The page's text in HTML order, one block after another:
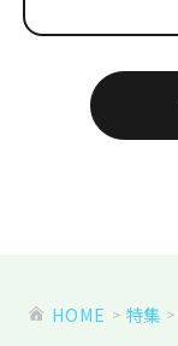
HOME
特集